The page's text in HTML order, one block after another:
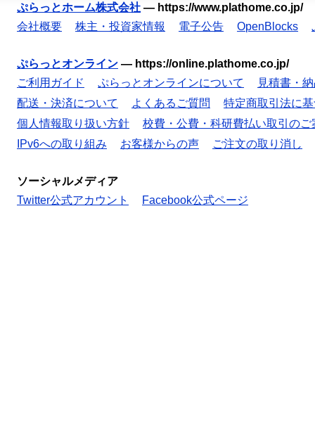
ぷらっとホーム株式会社 — https://www.plathome.co.jp/
会社概要
株主・投資家情報 電子公告 OpenBlocks
ぷらっとオンライン — https://online.plathome.co.jp/
ご利用ガイド
ぷらっとオンラインについて
見積書・
配送・決済について
よくあるご質問
特定商取引法に
個人情報取り扱い方針
校費・公費・科研費払い取引のご
IPv6への取り組み
お客様からの声 ご注文の取り消し
ソーシャルメディア
Twitter公式アカウント
Facebook公式ページ